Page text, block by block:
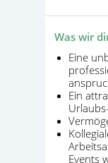
Was wir
Eine
Ein
Events